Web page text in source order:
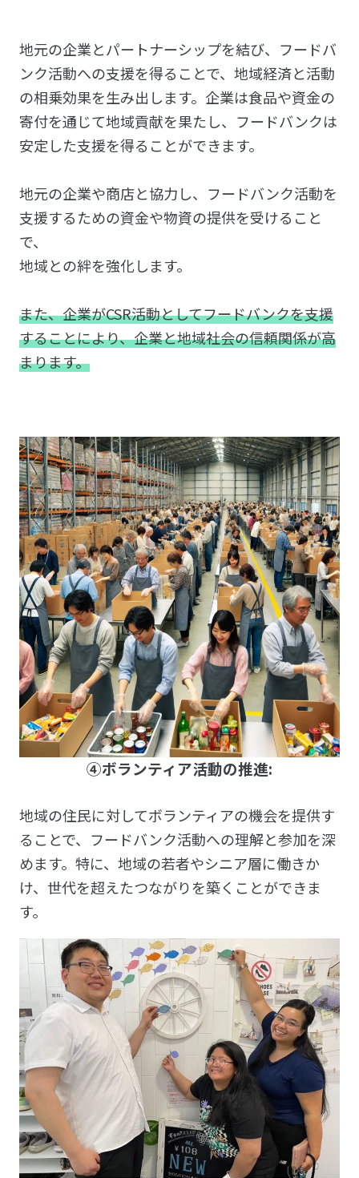
地元の企業とパートナーシップを結び、フードバ
ンク活動への支援を得ることで、地域経済と活動
の相乗効果を生み出します。企業は食品や資金の
寄付を通じて地域貢献を果たし、フードバンクは
安定した支援を得ることができます。
地元の企業や商店と協力し、フードバンク活動を
支援するための資金や物資の提供を受けること
で、
地域との絆を強化します。
また、企業がCSR活動としてフードバンクを支援
することにより、企業と地域社会の信頼関係が高
まります。
④ボランティア活動の推進:
地域の住民に対してボランティアの機会を提供す
ることで、フードバンク活動への理解と参加を深
めます。特に、地域の若者やシニア層に働きか
け、世代を超えたつながりを築くことができま
す。